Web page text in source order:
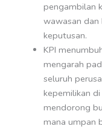
pengambilan
wawasan dan
keputusan.
KPI
mengarah
seluruh
kepemilikan
mendorong
mana umpan